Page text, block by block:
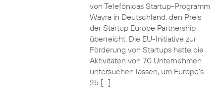
von Telefónicas Startup-Programm
Wayra in Deutschland, den Preis
der Startup Europe Partnership
überreicht. Die EU-Initiative zur
Förderung von Startups hatte die
Aktivitäten von 70 Unternehmen
untersuchen lassen, um Europe’s
25 […]